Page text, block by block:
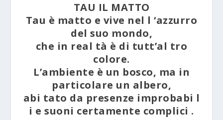
TAU IL MATTO
Tau è matto e vive nel l ‘azzurro
del suo mondo,
che in real tà è di tutt’al tro
colore.
L’ambiente è un bosco, ma in
particolare un albero,
abi tato da presenze improbabi l
i e suoni certamente complici .